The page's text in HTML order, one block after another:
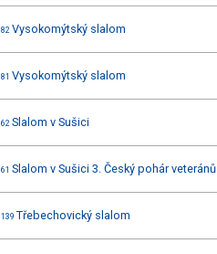
82 Vysokomýtský slalom
81 Vysokomýtský slalom
62 Slalom v Sušici
61 Slalom v Sušici 3. Český pohár veteránů
139 Třebechovický slalom